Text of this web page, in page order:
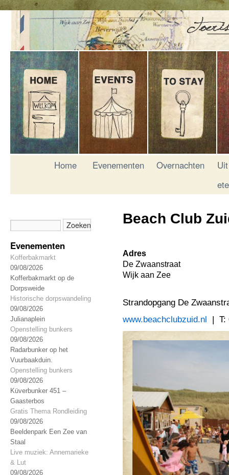
Home Evenementen Overnachten
Uit
Evenementen
Kofferbakmarkt
09/08/2026
Kofferbakmarkt op de
Dorpsweide
Historische dorpswandeling
09/08/2026
Julianaplein
Openstelling bunkers
09/08/2026
Radarbunker op het
Vuurbaakduin.
Openstelling bunkers
09/08/2026
Küverbunker 451 –
Gaasterbos
Gratis Thema Rondleiding
09/08/2026
Beeldenpark Een Zee van
Staal
Live muziek: Annemarieke
& Lut
09/08/2026
Beach Club
Adres
De Zwaanstraat
Wijk aan Zee
Strandopgang De
www.beachclubzuid.nl | T: